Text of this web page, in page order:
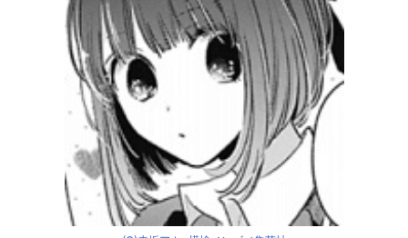
とにかく努力家で演技への思いが強い
自信満々に見えて実は繊細
好きな相手にはとことん一途
推しの子の有馬かなのかわいいシーンや毒舌シ
ーンを紹介！
かなの幼少期（漫画1巻の第5話）
かながアクアと陽東学園で再会（漫画2巻
の第13話）